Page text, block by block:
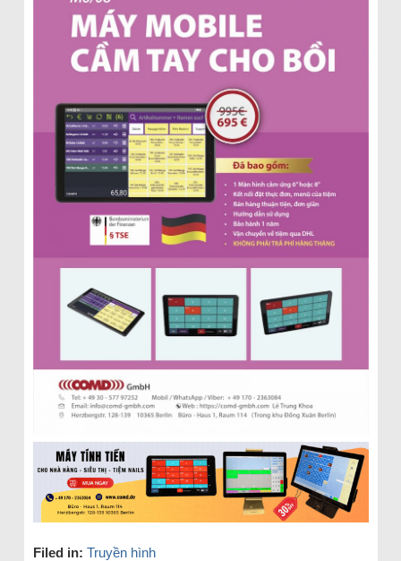
Filed in: Truyền hình